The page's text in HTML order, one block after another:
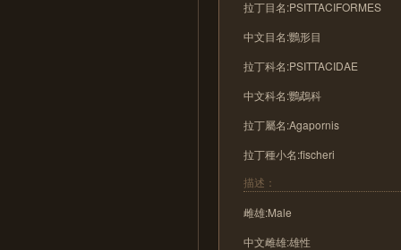
拉丁目名:PSITTACIFORMES
中文目名:鸚形目
拉丁科名:PSITTACIDAE
中文科名:鸚鵡科
拉丁屬名:Agapornis
拉丁種小名:fischeri
描述：
雌雄:Male
中文雌雄:雄性